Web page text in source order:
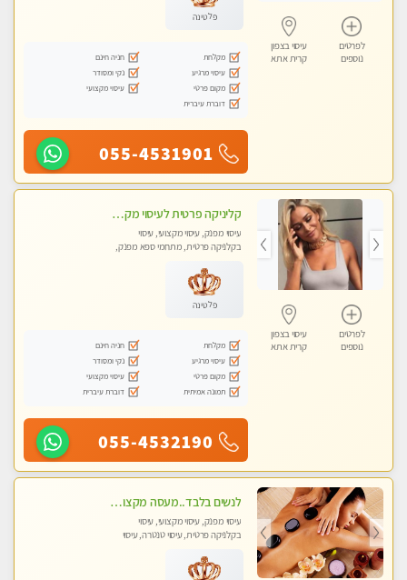
לפרטים
נוספים
עיסוי בצפון
קרית אתא
פלטינה
מקלחת
חניה חינם
עיסוי מרגיע
נקי ומסודר
מקום פרטי
עיסוי מקצועי
דוברת עיברית
055-4531901
לפרטים
נוספים
עיסוי בצפון
קרית אתא
קליניקה פרטית לעיסוי מקצועי ואלטרנטיבי ברמה גבוהה VIP תתקשר ..... highly recommended..new in the city
עיסוי מפנק, עיסוי מקצועי, עיסוי
בקלניקה פרטית, מתחמי ספא מפנק,
טנטרה, עיסוי מגבר לגבר, עיסוי מגבר
לאישה
פלטינה
מקלחת
חניה חינם
עיסוי מרגיע
נקי ומסודר
מקום פרטי
עיסוי מקצועי
תמונה אמיתית
דוברת עיברית
055-4532190
לנשים בלבד..מעסה מקצועי לנשים בלבד לעיסוי מרגיע ומפנק VIP-מומלץ לחלוטין! פרטי! ​​​​​​
עיסוי מפנק, עיסוי מקצועי, עיסוי
בקלניקה פרטית, עיסוי טנטרה, עיסוי